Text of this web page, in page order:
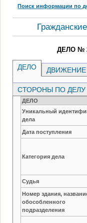
Поиск информации по
ДЕЛО №
ДЕЛО ДВИЖЕНИЕ
СТОРОНЫ ПО ДЕЛУ
ДЕЛО
Уникальный
дела
Дата поступления
Категория дела
Судья
Номер здания,
обособленного
подразделения